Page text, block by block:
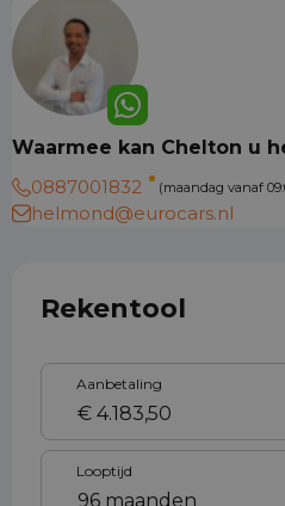
Waarmee kan Chelton u
0887001832
(maandag vanaf
helmond@eurocars.nl
Rekentool
Aanbetaling
Looptijd